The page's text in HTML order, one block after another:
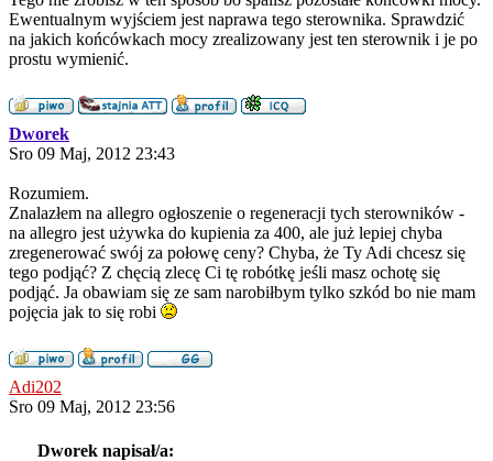
Ewentualnym wyjściem jest naprawa tego sterownika. Sprawdzić
na jakich końcówkach mocy zrealizowany jest ten sterownik i je po
prostu wymienić.
Dworek
Sro 09 Maj, 2012 23:43
Rozumiem.
Znalazłem na allegro ogłoszenie o regeneracji tych sterowników -
na allegro jest używka do kupienia za 400, ale już lepiej chyba
zregenerować swój za połowę ceny? Chyba, że Ty Adi chcesz się
tego podjąć? Z chęcią zlecę Ci tę robótkę jeśli masz ochotę się
podjąć. Ja obawiam się ze sam narobiłbym tylko szkód bo nie mam
pojęcia jak to się robi
Adi202
Sro 09 Maj, 2012 23:56
Dworek napisał/a: